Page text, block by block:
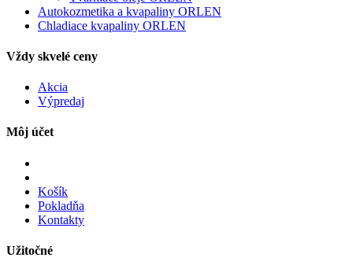
Autokozmetika a kvapaliny ORLEN
Chladiace kvapaliny ORLEN
Vždy skvelé ceny
Akcia
Výpredaj
Môj účet
Košík
Pokladňa
Kontakty
Užitočné